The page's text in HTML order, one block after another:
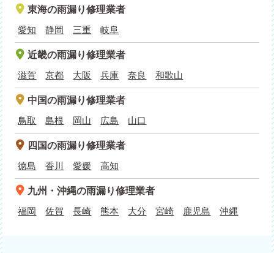
東海の雨漏り修理業者
愛知
静岡 三重 岐阜
近畿の雨漏り修理業者
滋賀
京都 大阪 兵庫 奈良 和歌山
中国の雨漏り修理業者
鳥取
島根 岡山 広島 山口
四国の雨漏り修理業者
徳島
香川 愛媛 高知
九州・沖縄の雨漏り修理業者
福岡
佐賀 長崎 熊本 大分 宮崎 鹿児島 沖縄